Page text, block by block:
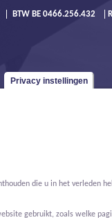
BTW BE 0466.256.432
Privacy instellingen
die u in het verleden
gebruikt, zoals welke